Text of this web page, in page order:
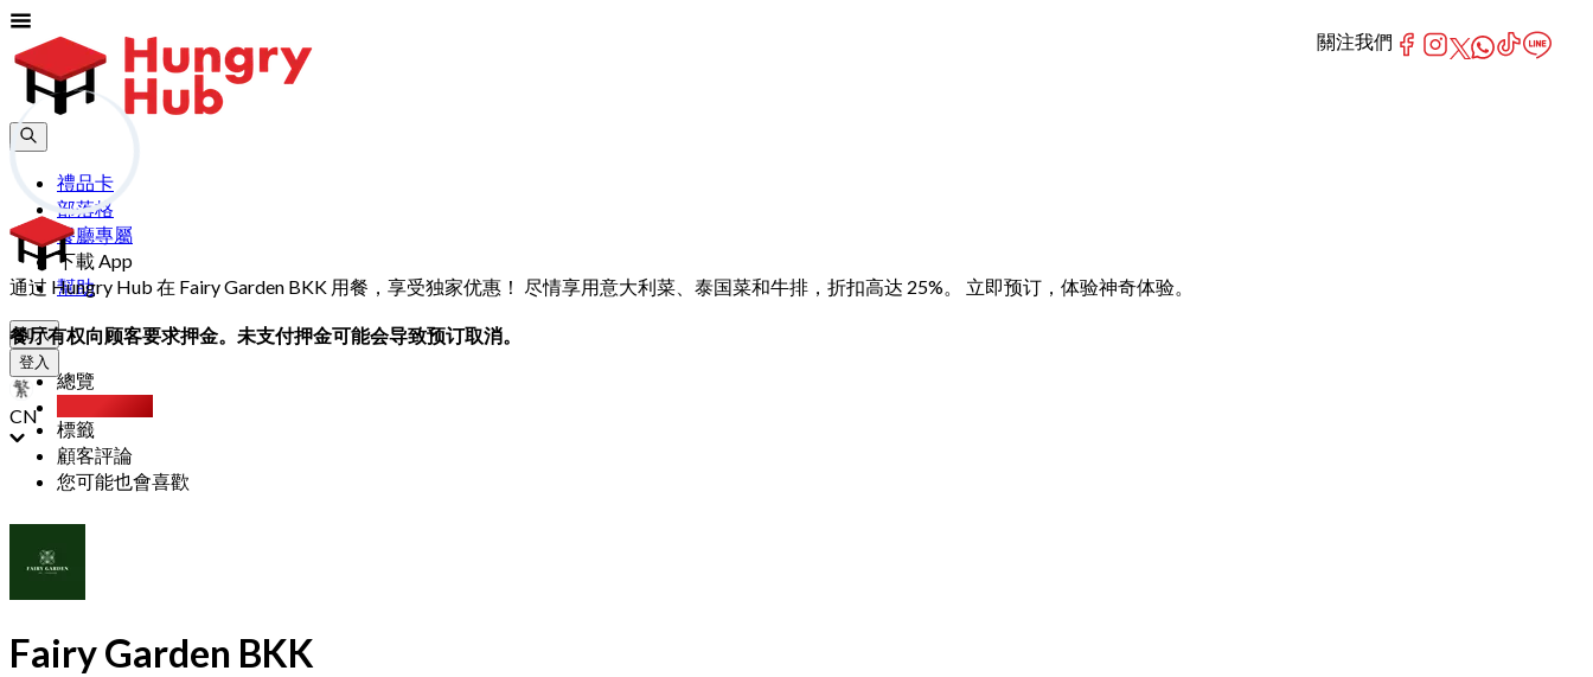
禮品卡
部落格
餐廳專屬
下載 App
幫助
加入
登入
CN
通过 Hungry Hub 在 Fairy Garden BKK 用餐，享受独家优惠！ 尽情享用意大利菜、泰国菜和牛排，折扣高达 25%。 立即预订，体验神奇体验。
餐厅有权向顾客要求押金。未支付押金可能会导致预订取消。
總覽
標籤
顧客評論
您可能也會喜歡
Fairy Garden BKK
關注我們